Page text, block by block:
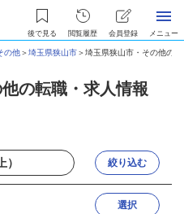
後で見る 閲覧履歴 会員登録 メニュー
の他＞埼玉県狭山市＞埼玉県狭山市・その他の
の転職・求人情報
絞り込む
選択